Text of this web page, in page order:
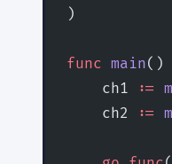
)
func main()
    ch1
:=
    ch2
:=